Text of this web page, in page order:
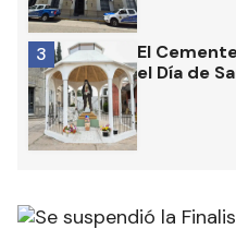
El
el Día de
3